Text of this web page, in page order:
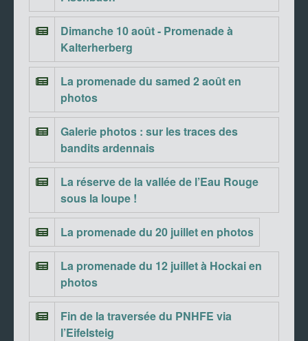
Dimanche 10 août - Promenade à
Kalterherberg
La promenade du samed 2 août en
photos
Galerie photos : sur les traces des
bandits ardennais
La réserve de la vallée de l’Eau Rouge
sous la loupe !
La promenade du 20 juillet en photos
La promenade du 12 juillet à Hockai en
photos
Fin de la traversée du PNHFE via
l’Eifelsteig